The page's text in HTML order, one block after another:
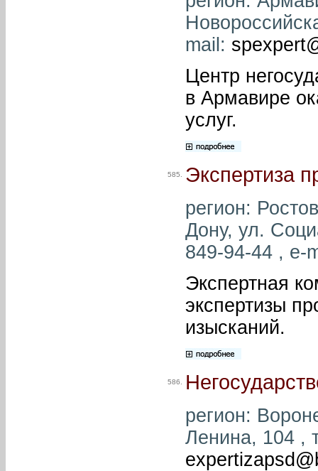
mail:
Центр
в Армавире
услуг.
585. Экспертиза
регион:
Дону, ул.
849-94-44 , e-
Экспертная
экспертизы
изысканий.
586.
регион:
Ленина, 104 ,